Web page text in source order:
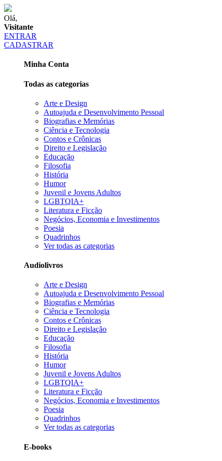
Olá,
Visitante
ENTRAR
CADASTRAR
Minha Conta
Todas as categorias
Arte e Design
Autoajuda e Desenvolvimento Pessoal
Biografias e Memórias
Ciência e Tecnologia
Contos e Crônicas
Direito e Legislação
Educação
Filosofia
História
Humor
Juvenil e Jovens Adultos
LGBTQIA+
Literatura e Ficção
Negócios, Economia e Investimentos
Poesia
Quadrinhos
Ver todas as categorias
Audiolivros
Arte e Design
Autoajuda e Desenvolvimento Pessoal
Biografias e Memórias
Ciência e Tecnologia
Contos e Crônicas
Direito e Legislação
Educação
Filosofia
História
Humor
Juvenil e Jovens Adultos
LGBTQIA+
Literatura e Ficção
Negócios, Economia e Investimentos
Poesia
Quadrinhos
Ver todas as categorias
E-books